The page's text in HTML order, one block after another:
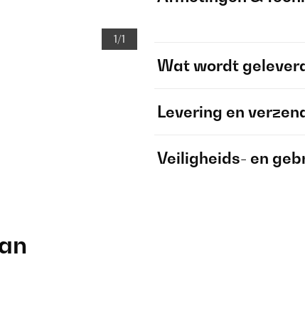
1/1
Wat wordt
Levering en
Veiligheids- en